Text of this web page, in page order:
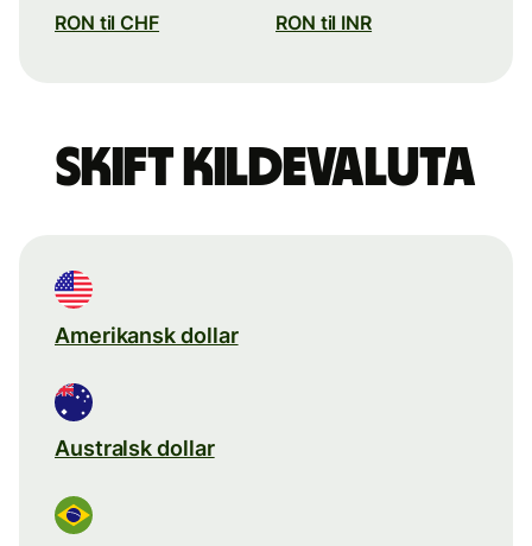
RON til CHF RON til INR
Skift kildevaluta
Amerikansk dollar
Australsk dollar